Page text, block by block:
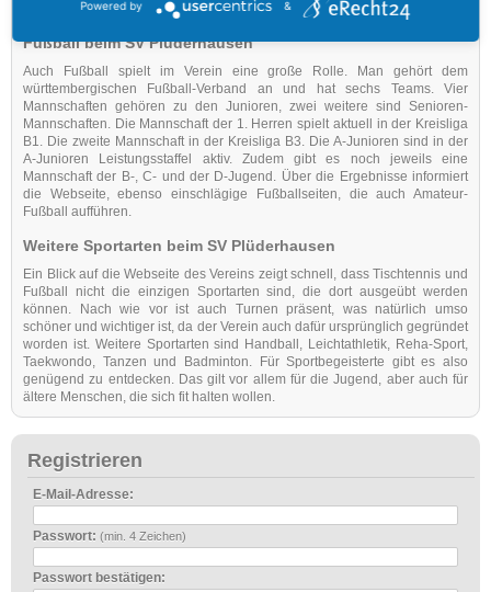
Mannschaft der Tischtennisabteilung in der Oberliga.
Fußball beim SV Plüderhausen
Auch Fußball spielt im Verein eine große Rolle. Man gehört dem
württembergischen Fußball-Verband an und hat sechs Teams. Vier
Mannschaften gehören zu den Junioren, zwei weitere sind Senioren-
Mannschaften. Die Mannschaft der 1. Herren spielt aktuell in der Kreisliga
B1. Die zweite Mannschaft in der Kreisliga B3. Die A-Junioren sind in der
A-Junioren Leistungsstaffel aktiv. Zudem gibt es noch jeweils eine
Mannschaft der B-, C- und der D-Jugend. Über die Ergebnisse informiert
die Webseite, ebenso einschlägige Fußballseiten, die auch Amateur-
Fußball aufführen.
Weitere Sportarten beim SV Plüderhausen
Ein Blick auf die Webseite des Vereins zeigt schnell, dass Tischtennis und
Fußball nicht die einzigen Sportarten sind, die dort ausgeübt werden
können. Nach wie vor ist auch Turnen präsent, was natürlich umso
schöner und wichtiger ist, da der Verein auch dafür ursprünglich gegründet
worden ist. Weitere Sportarten sind Handball, Leichtathletik, Reha-Sport,
Taekwondo, Tanzen und Badminton. Für Sportbegeisterte gibt es also
genügend zu entdecken. Das gilt vor allem für die Jugend, aber auch für
ältere Menschen, die sich fit halten wollen.
Registrieren
E-Mail-Adresse:
Passwort: (min. 4 Zeichen)
Passwort bestätigen:
Powered by &